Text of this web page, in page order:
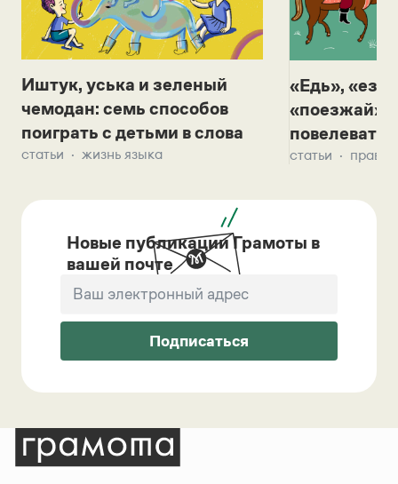
Иштук, уська и зеленый
чемодан: семь способов
поиграть с детьми в слова
статьи жизнь языка
«Едь»,
«поезжай»?
повелевать
статьи
Новые публикации Грамоты в
вашей почте
Подписаться